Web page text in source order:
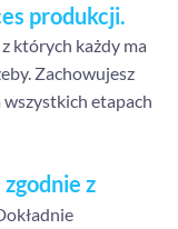
produkcji.
których każdy ma
Zachowujesz
wszystkich etapach
z